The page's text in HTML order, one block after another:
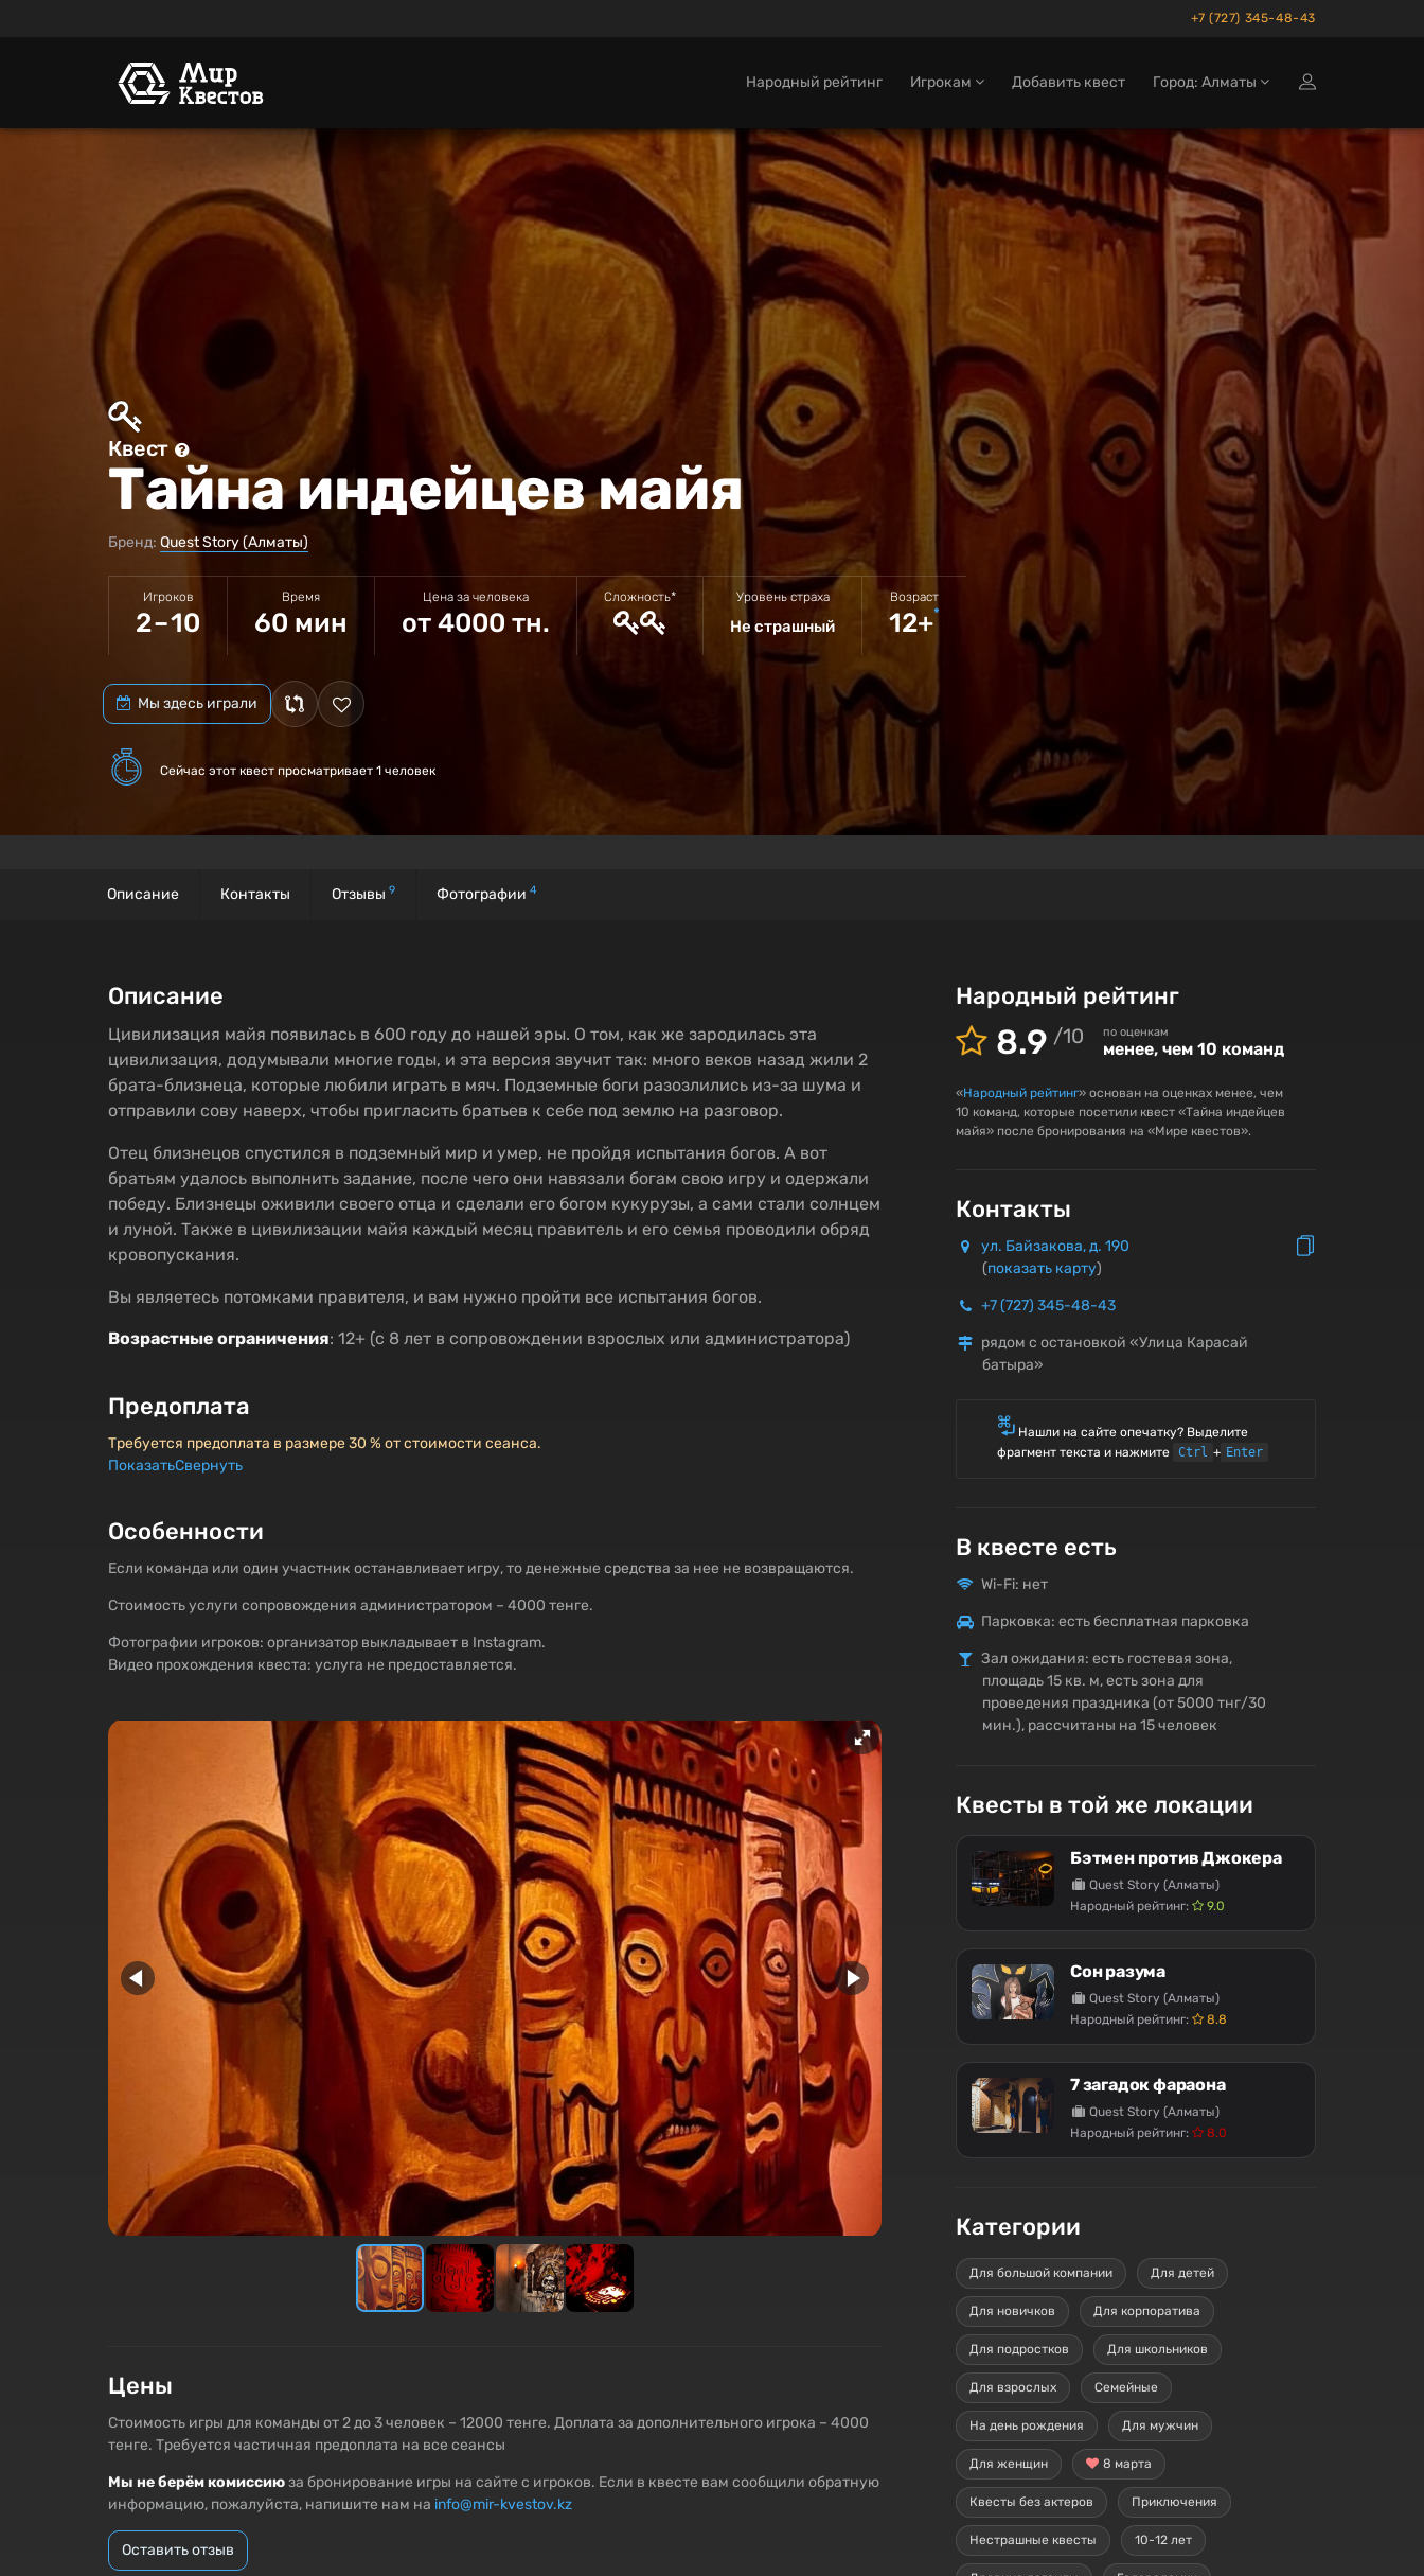
+7 (727) 345-48-43
Народный рейтинг Игрокам Добавить квест Город: Алматы
Квест
Тайна индейцев майя
Бренд: Quest Story (Алматы)
Игроков
2 – 10
Время
60 мин
Цена за человека
от 4000 тн.
Сложность* Уровень страха
Не страшный
Возраст
12+*
Мы здесь играли
Сейчас этот квест просматривает 1 человек
Описание Контакты Отзывы 9 Фотографии 4
Народный рейтинг
8.9 /10 по оценкам
менее, чем 10 команд
«Народный рейтинг» основан на оценках менее, чем
10 команд, которые посетили квест «Тайна индейцев
майя» после бронирования на «Мире квестов».
Контакты
ул. Байзакова, д. 190
(показать карту)
+7 (727) 345-48-43
рядом с остановкой «Улица Карасай
батыра»
Нашли на сайте опечатку? Выделите
фрагмент текста и нажмите Ctrl + Enter
В квесте есть
Wi-Fi: нет
Парковка: есть бесплатная парковка
Зал ожидания: есть гостевая зона,
площадь 15 кв. м, есть зона для
проведения праздника (от 5000 тнг/30
мин.), рассчитаны на 15 человек
Квесты в той же локации
Бэтмен против Джокера
Quest Story (Алматы)
Народный рейтинг:
9.0
Сон разума
Quest Story (Алматы)
Народный рейтинг:
8.8
7 загадок фараона
Quest Story (Алматы)
Народный рейтинг:
8.0
Категории
Для большой компании Для детей
Для новичков Для корпоратива
Для подростков Для школьников
Для взрослых Семейные
На день рождения Для мужчин
Для женщин 8 марта
Квесты без актеров Приключения
Нестрашные квесты 10-12 лет
Описание
Цивилизация майя появилась в 600 году до нашей эры. О том, как же зародилась эта
цивилизация, додумывали многие годы, и эта версия звучит так: много веков назад жили 2
брата-близнеца, которые любили играть в мяч. Подземные боги разозлились из-за шума и
отправили сову наверх, чтобы пригласить братьев к себе под землю на разговор.
Отец близнецов спустился в подземный мир и умер, не пройдя испытания богов. А вот
братьям удалось выполнить задание, после чего они навязали богам свою игру и одержали
победу. Близнецы оживили своего отца и сделали его богом кукурузы, а сами стали солнцем
и луной. Также в цивилизации майя каждый месяц правитель и его семья проводили обряд
кровопускания.
Вы являетесь потомками правителя, и вам нужно пройти все испытания богов.
Возрастные ограничения: 12+ (с 8 лет в сопровождении взрослых или администратора)
Предоплата
Требуется предоплата в размере 30 % от стоимости сеанса.
ПоказатьСвернуть
Особенности
Если команда или один участник останавливает игру, то денежные средства за нее не возвращаются.
Стоимость услуги сопровождения администратором – 4000 тенге.
Фотографии игроков: организатор выкладывает в Instagram.
Видео прохождения квеста: услуга не предоставляется.
Цены
Стоимость игры для команды от 2 до 3 человек – 12000 тенге. Доплата за дополнительного игрока – 4000
тенге. Требуется частичная предоплата на все сеансы
Мы не берём комиссиюза бронирование игры на сайте с игроков. Если в квесте вам сообщили обратную
информацию, пожалуйста, напишите нам на info@mir-kvestov.kz
Оставить отзыв